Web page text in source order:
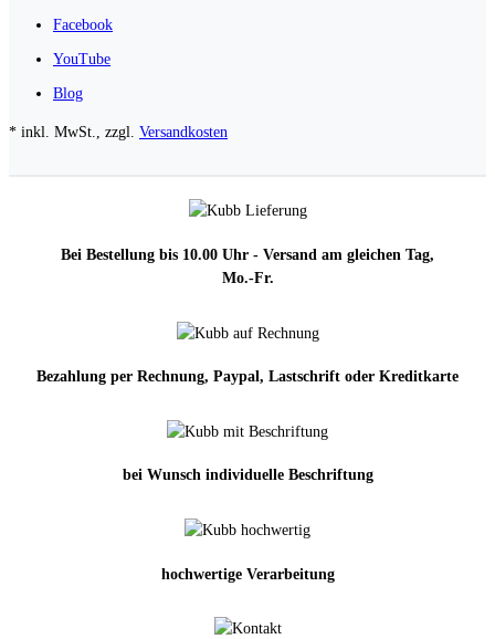
Facebook
YouTube
Blog
* inkl. MwSt., zzgl. Versandkosten
Bei Bestellung bis 10.00 Uhr - Versand am gleichen Tag,
Mo.-Fr.
Bezahlung per Rechnung, Paypal, Lastschrift oder Kreditkarte
bei Wunsch individuelle Beschriftung
hochwertige Verarbeitung